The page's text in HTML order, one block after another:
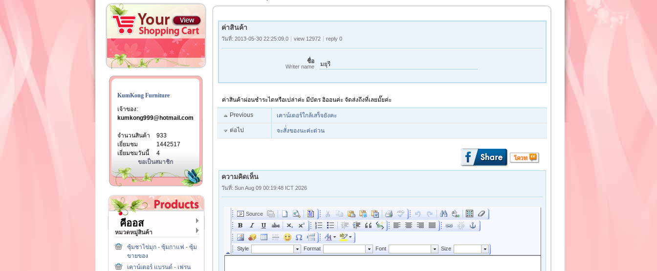
KumKong Furniture
เจ้าของ:
kumkong999@hotmail.com
จำนวนสินค้า
933
เยี่ยมชม
1442517
เยี่ยมชมวันนี้
4
ขอเป็นสมาชิก
คีออส
หมวดหมู่สินค้า
ซุ้มชาไข่มุก - ซุ้มกาแฟ - ซุ้ม
ขายของ
เคาน์เตอร์ แบรนด์ - เฟรน
ค่าสินค้า
วันที่: 2013-05-30 22:25:09.0 view 12972 reply 0
ชื่อ
Writer name มยุรี
ค่าสินค้าผ่อนชำระไดหรือเปล่าค่ะ มีบัตร อิออนค่ะ จัดส่งถึงที่เลยมั๊ยค่ะ
Previous เคาน์เตอร์ใกล้เสร็จยังคะ
ต่อไป จะสั่่งของนะค่ะด่วน
ความคิดเห็น
วันที่: Sun Aug 09 00:19:48 ICT 2026